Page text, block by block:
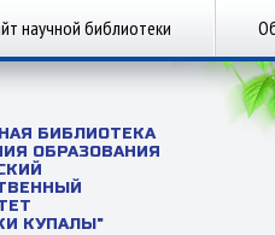
научной библиотеки
БИБЛИОТЕКА
ОБРАЗОВАНИЯ
КУПАЛЫ"